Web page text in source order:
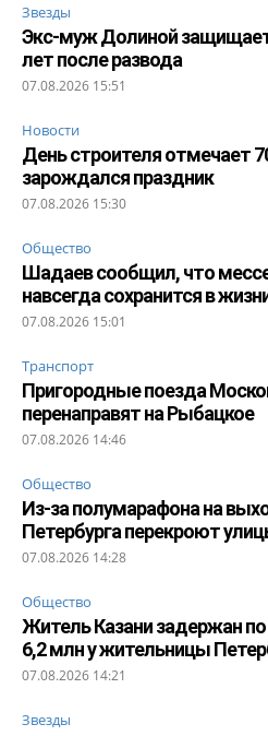
Звезды
Экс-муж Долиной защищает
лет после развода
07.08.2026 15:51
Новости
День строителя отмечает
зарождался праздник
07.08.2026 15:30
Общество
Шадаев сообщил, что
навсегда сохранится в
07.08.2026 15:01
Транспорт
Пригородные поезда
перенаправят на Рыбацкое
07.08.2026 14:46
Общество
Из-за полумарафона на
Петербурга перекроют
07.08.2026 14:28
Общество
Житель Казани задержан
6,2 млн у жительницы
07.08.2026 14:21
Звезды